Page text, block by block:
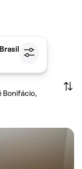
Bonifácio,